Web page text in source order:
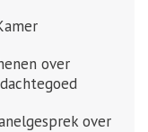
over
over